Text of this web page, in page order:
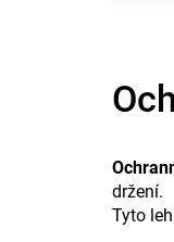
držení.
Tyto